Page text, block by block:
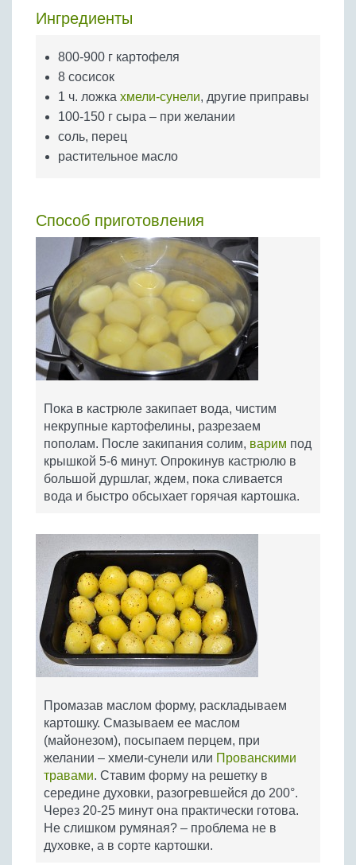
Крупы
Ингредиенты
800-900 г картофеля
8 сосисок
1 ч. ложка хмели-сунели, другие приправы
100-150 г сыра – при желании
соль, перец
растительное масло
Способ приготовления
Пока в кастрюле закипает вода, чистим
некрупные картофелины, разрезаем
пополам. После закипания солим, варим под
крышкой 5-6 минут. Опрокинув кастрюлю в
большой дуршлаг, ждем, пока сливается
вода и быстро обсыхает горячая картошка.
Промазав маслом форму, раскладываем
картошку. Смазываем ее маслом
(майонезом), посыпаем перцем, при
желании – хмели-сунели или Прованскими
травами. Ставим форму на решетку в
середине духовки, разогревшейся до 200°.
Через 20-25 минут она практически готова.
Не слишком румяная? – проблема не в
духовке, а в сорте картошки.